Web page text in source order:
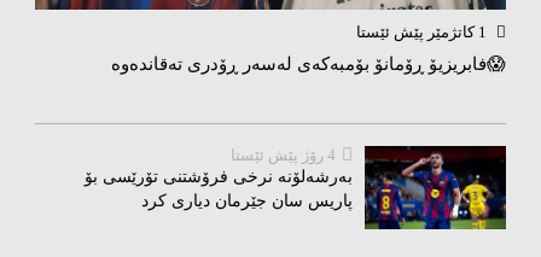
1 کاتژمێر پێش ئێستا
😱فابریزیۆ ڕۆمانۆ بۆمبەکەی لەسەر ڕۆدری تەقاندەوە
4 رۆژ پێش ئێستا
بەرشەلۆنە نرخی فرۆشتنی تۆرێسی بۆ
پاریس سان جێرمان دیاری کرد